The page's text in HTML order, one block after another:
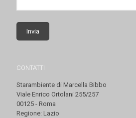
CONTATTI
Starambiente di Marcella Bibbo
Viale Enrico Ortolani 255/257
00125 - Roma
Regione: Lazio